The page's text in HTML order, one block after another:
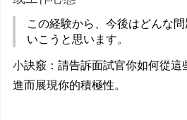
この経験から、今後はどんな
いこうと思います。
小訣竅：請告訴面試官你如何從這
進而展現你的積極性。